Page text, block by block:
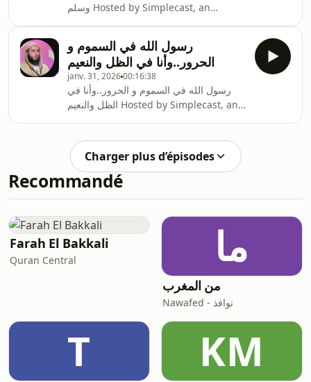
وسلم Hosted by Simplecast, an
about our collection and use of
personal data for advertising.
رسول الله في السموم و
الحرور..وأنا في الظل والنعيم
janv. 31, 202600:16:38
رسول الله في السموم و الحرور..وأنا في
الظل والنعيم Hosted by Simplecast, an
about our collection and use of
personal data for advertising.
Charger plus d’épisodes
Recommandé
Farah El Bakkali
Quran Central ما
من المغرب
Nawafed - نوافذ
T KM